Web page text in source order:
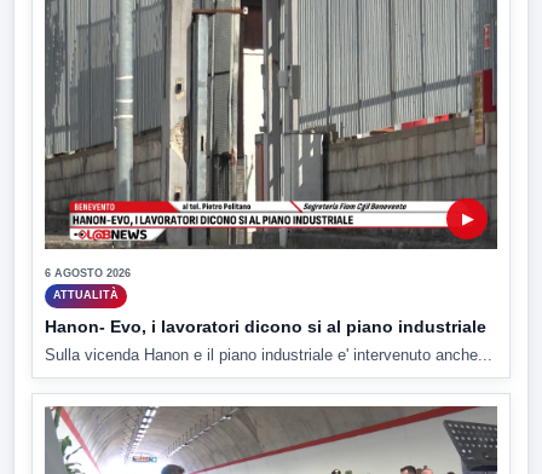
▶
6 AGOSTO 2026
ATTUALITÀ
Hanon- Evo, i lavoratori dicono si al piano industriale
Sulla vicenda Hanon e il piano industriale e' intervenuto anche...